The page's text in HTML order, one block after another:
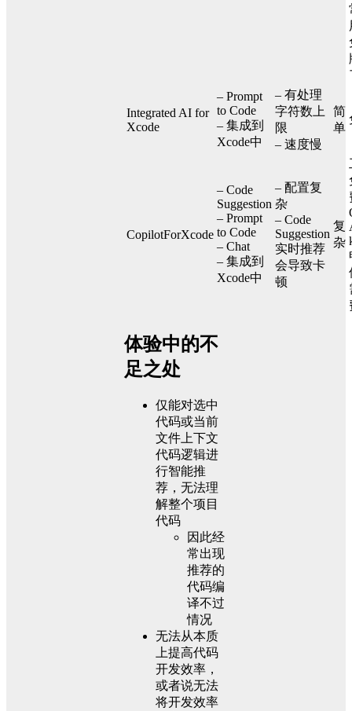
Integrated AI for
Xcode
– Prompt
to Code
– 集成到
Xcode中
– 有处理
字符数上
限
– 速度慢
简
单
CopilotForXcode
– Code
Suggestion
– Prompt
to Code
– Chat
– 集成到
Xcode中
– 配置复
杂
– Code
Suggestion
实时推荐
会导致卡
顿
复
杂
体验中的不
足之处
仅能对选中
代码或当前
文件上下文
代码逻辑进
行智能推
荐，无法理
解整个项目
代码
因此经
常出现
推荐的
代码编
译不过
情况
无法从本质
上提高代码
开发效率，
或者说无法
将开发效率